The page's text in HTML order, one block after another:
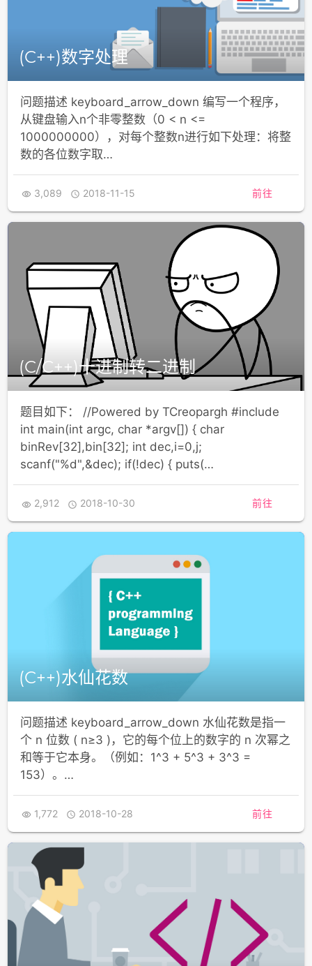
(C++)数字处理
问题描述 keyboard_arrow_down 编写一个程序，
从键盘输入n个非零整数（0 < n <=
1000000000），对每个整数n进行如下处理：将整
数的各位数字取…
 3,089  2018-11-15 前往
(C/C++)十进制转二进制
题目如下： //Powered by TCreopargh #include
int main(int argc, char *argv[]) { char
binRev[32],bin[32]; int dec,i=0,j;
scanf("%d",&dec); if(!dec) { puts(…
 2,912  2018-10-30 前往
(C++)水仙花数
问题描述 keyboard_arrow_down 水仙花数是指一
个 n 位数 ( n≥3 )，它的每个位上的数字的 n 次幂之
和等于它本身。（例如：1^3 + 5^3 + 3^3 =
153）。…
 1,772  2018-10-28 前往